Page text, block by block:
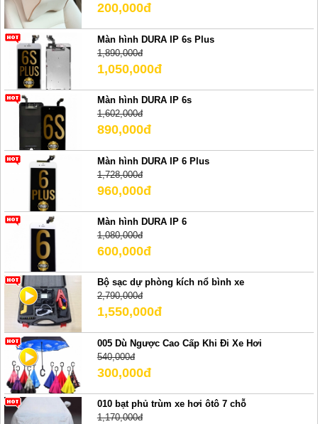
200,000đ
Màn hình DURA IP 6s Plus
1,890,000đ
1,050,000đ
Màn hình DURA IP 6s
1,602,000đ
890,000đ
Màn hình DURA IP 6 Plus
1,728,000đ
960,000đ
Màn hình DURA IP 6
1,080,000đ
600,000đ
Bộ sạc dự phòng kích nổ bình xe
2,790,000đ
1,550,000đ
005 Dù Ngược Cao Cấp Khi Đi Xe Hơi
540,000đ
300,000đ
010 bạt phủ trùm xe hơi ôtô 7 chỗ
1,170,000đ